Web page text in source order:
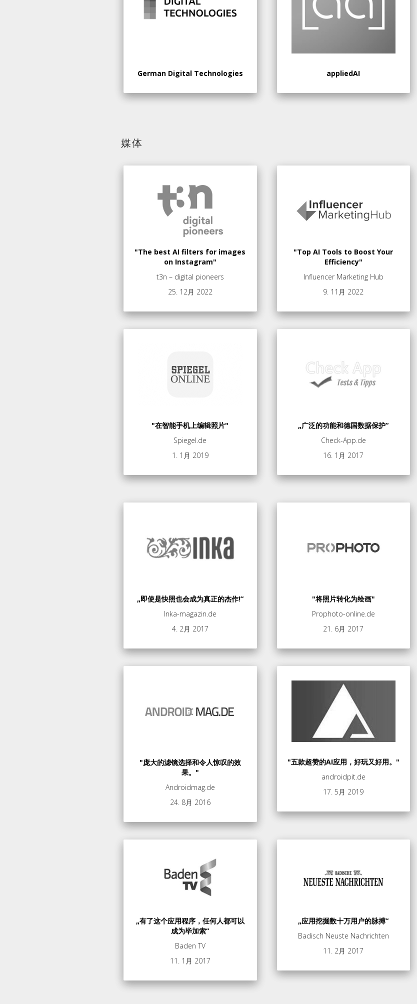
German Digital Technologies appliedAI
媒体
"The best AI filters for images
on Instagram"
t3n – digital pioneers
25. 12月 2022
"Top AI Tools to Boost Your
Efficiency"
Influencer Marketing Hub
9. 11月 2022
"在智能手机上编辑照片"
Spiegel.de
1. 1月 2019
„广泛的功能和德国数据保护“
Check-App.de
16. 1月 2017
„即使是快照也会成为真正的杰作!“
Inka-magazin.de
4. 2月 2017
"将照片转化为绘画"
Prophoto-online.de
21. 6月 2017
"庞大的滤镜选择和令人惊叹的效
果。"
Androidmag.de
24. 8月 2016
"五款超赞的AI应用，好玩又好用。"
androidpit.de
17. 5月 2019
„有了这个应用程序，任何人都可以
成为毕加索“
Baden TV
11. 1月 2017
„应用挖掘数十万用户的脉搏“
Badisch Neuste Nachrichten
11. 2月 2017